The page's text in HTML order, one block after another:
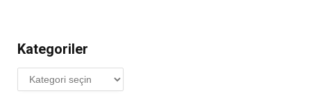
Kategoriler
Kategoriler